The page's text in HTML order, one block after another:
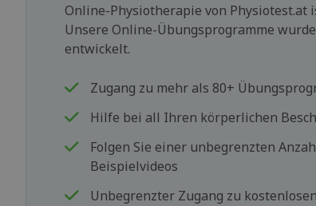
Online-Physiotherapie von Physiotest.at
Unsere Online-Übungsprogramme
entwickelt.
Zugang zu mehr als 80+
Hilfe bei all Ihren körperlichen
Folgen Sie einer unbegrenzten
Beispielvideos
Unbegrenzter Zugang zu